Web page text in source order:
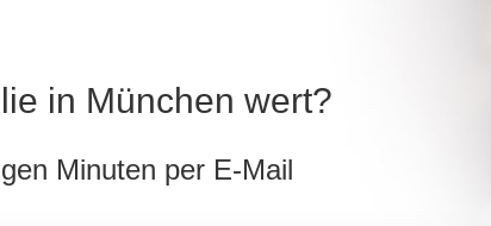
in München wert?
Minuten per E-Mail